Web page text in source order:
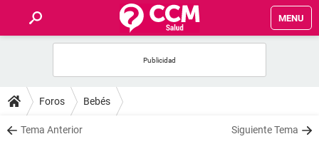
MENU
FOROS
SALUD
Foros Bebés
Tema Anterior Siguiente Tema